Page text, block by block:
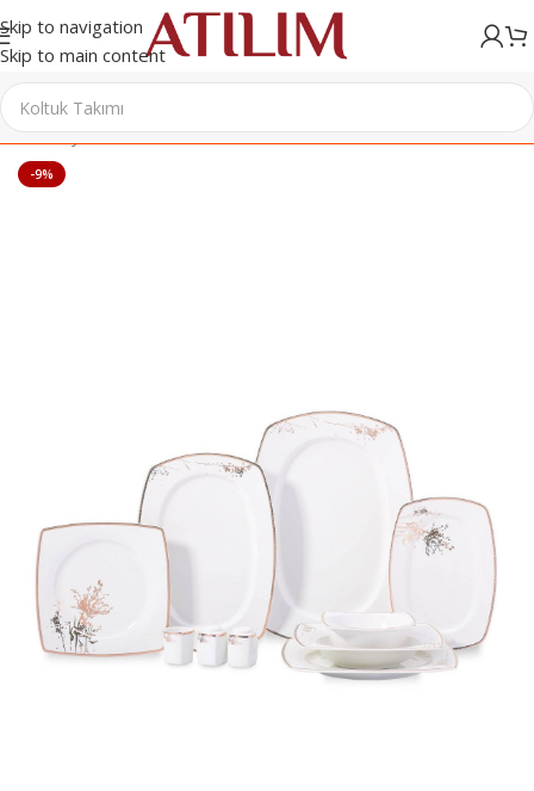
Skip to navigation
Skip to main content
Ana Sayfa/Sofra & Mutfak Ürünleri/Yemek Takımları
-9%